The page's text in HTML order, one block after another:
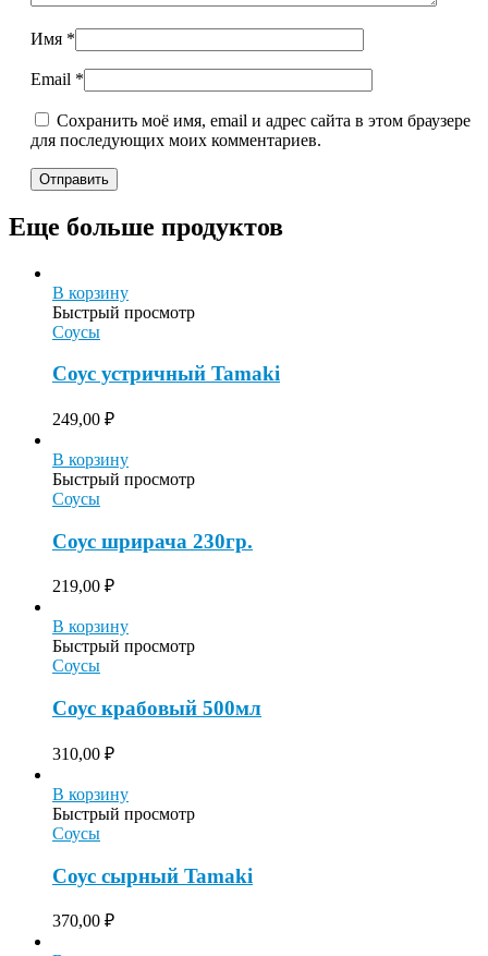
Имя *
Email *
Сохранить моё имя, email и адрес сайта в этом браузере
для последующих моих комментариев.
Еще больше продуктов
В корзину
Быстрый просмотр
Соусы
Соус устричный Tamaki
249,00 ₽
В корзину
Быстрый просмотр
Соусы
Соус шрирача 230гр.
219,00 ₽
В корзину
Быстрый просмотр
Соусы
Соус крабовый 500мл
310,00 ₽
В корзину
Быстрый просмотр
Соусы
Соус сырный Tamaki
370,00 ₽